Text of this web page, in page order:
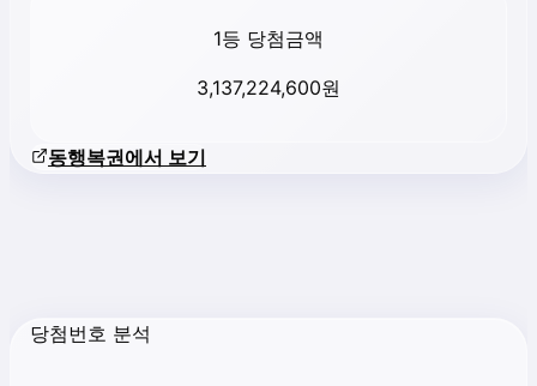
1등 당첨금액
3,137,224,600원
동행복권에서 보기
당첨번호 분석